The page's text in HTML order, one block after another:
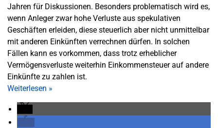
Jahren für Diskussionen. Besonders problematisch wird es,
wenn Anleger zwar hohe Verluste aus spekulativen
Geschäften erleiden, diese steuerlich aber nicht unmittelbar
mit anderen Einkünften verrechnen dürfen. In solchen
Fällen kann es vorkommen, dass trotz erheblicher
Vermögensverluste weiterhin Einkommensteuer auf andere
Einkünfte zu zahlen ist.
Weiterlesen »